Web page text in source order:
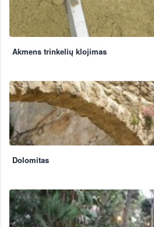
Akmens trinkelių klojimas
Dolomitas